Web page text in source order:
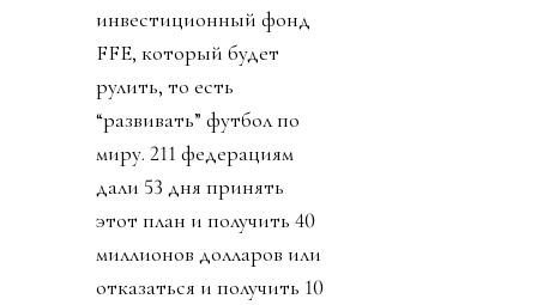
инвестиционный фонд
FFE, который будет
рулить, то есть
“развивать” футбол по
миру. 211 федерациям
дали 53 дня принять
этот план и получить 40
миллионов долларов или
отказаться и получить 10